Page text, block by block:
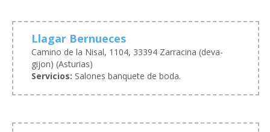
Llagar Bernueces
Camino de la Nisal, 1104, 33394 Zarracina (deva-
gijon) (Asturias)
Servicios: Salones banquete de boda.